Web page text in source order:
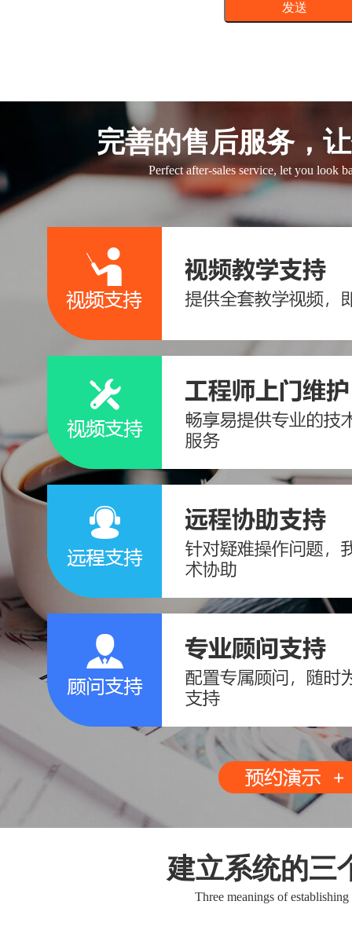
完善的售后服务，
Perfect after-sales service, let you look
建立系统的三
Three meanings of establishing